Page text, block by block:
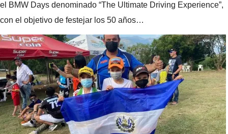
el BMW Days denominado “The Ultimate Driving Experience”,
con el objetivo de festejar los 50 años…